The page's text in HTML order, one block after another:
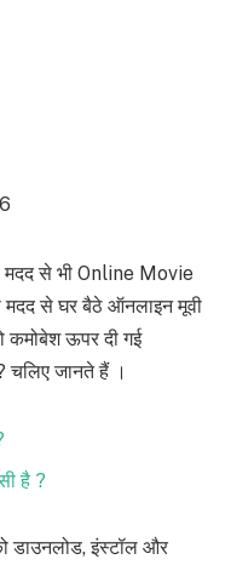
से भी Online Movie
से घर बैठे ऑनलाइन मूवी
ऊपर दी गई
चलिए जानते हैं ।
है ?
इंस्टॉल और